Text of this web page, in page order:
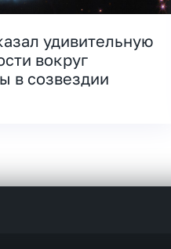
удивительную
вокруг
в созвездии